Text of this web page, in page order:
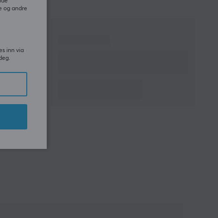
og andre
inn via